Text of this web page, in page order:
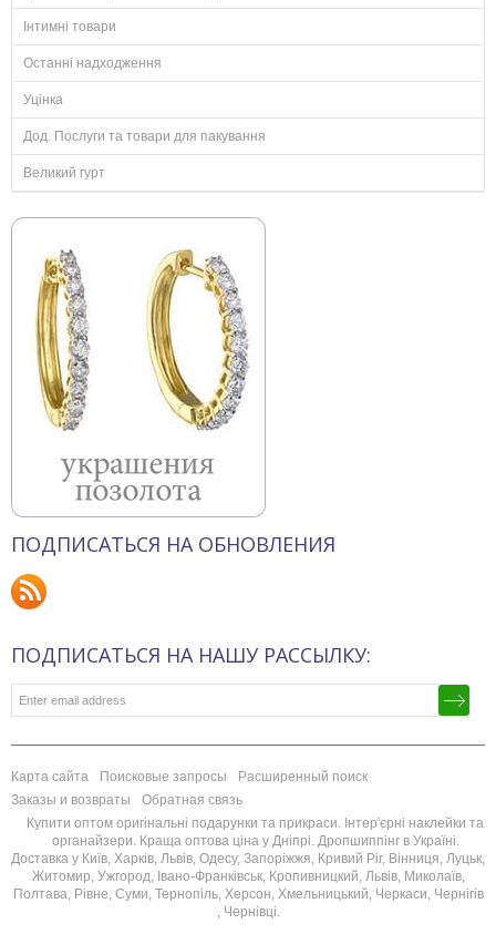
Інтимні товари
Останні надходження
Уцінка
Дод. Послуги та товари для пакування
Великий гурт
ПОДПИСАТЬСЯ НА ОБНОВЛЕНИЯ
ПОДПИСАТЬСЯ НА НАШУ РАССЫЛКУ:
Карта сайта Поисковые запросы
Расширенный поиск
Заказы и возвраты
Обратная связь
Купити оптом оригінальні подарунки та прикраси. Інтер'єрні наклейки та
органайзери. Краща оптова ціна у Дніпрі. Дропшиппінг в Україні.
Доставка у Київ, Харків, Львів, Одесу, Запоріжжя, Кривий Ріг, Вінниця, Луцьк,
Житомир, Ужгород, Івано-Франківськ, Кропивницкий, Львів, Миколаїв,
Полтава, Рівне, Суми, Тернопіль, Херсон, Хмельницький, Черкаси, Чернігів
, Чернівці.